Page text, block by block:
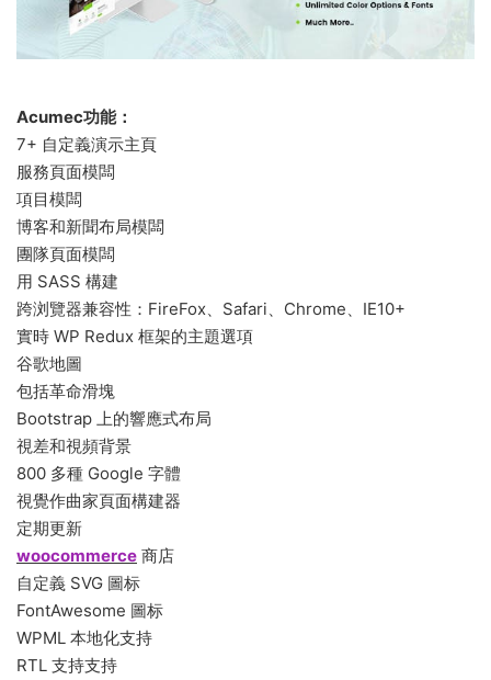
Acumec功能：
7+ 自定義演示主頁
服務頁面模闆
項目模闆
博客和新聞布局模闆
團隊頁面模闆
用 SASS 構建
跨浏覽器兼容性：FireFox、Safari、Chrome、IE10+
實時 WP Redux 框架的主題選項
谷歌地圖
包括革命滑塊
Bootstrap 上的響應式布局
視差和視頻背景
800 多種 Google 字體
視覺作曲家頁面構建器
定期更新
woocommerce 商店
自定義 SVG 圖标
FontAwesome 圖标
WPML 本地化支持
RTL 支持支持